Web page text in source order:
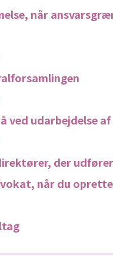
når
udarbejdelse af
der
når du